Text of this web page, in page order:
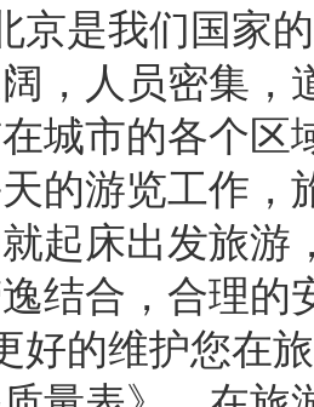
京是我们国家
，人员密集，
城市的各个区
的游览工作，
起床出发旅游
结合，合理的
好的维护您在